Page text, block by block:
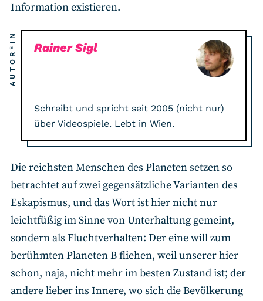
Information existieren.
AUTOR*IN Rainer Sigl
Schreibt und spricht seit 2005 (nicht nur)
über Videospiele. Lebt in Wien.
Die reichsten Menschen des Planeten setzen so
betrachtet auf zwei gegensätzliche Varianten des
Eskapismus, und das Wort ist hier nicht nur
leichtfüßig im Sinne von Unterhaltung gemeint,
sondern als Fluchtverhalten: Der eine will zum
berühmten Planeten B fliehen, weil unserer hier
schon, naja, nicht mehr im besten Zustand ist; der
andere lieber ins Innere, wo sich die Bevölkerung